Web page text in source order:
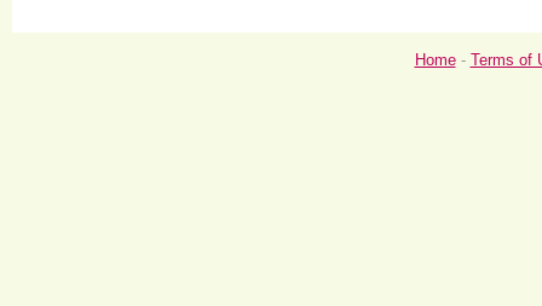
Home- Terms of